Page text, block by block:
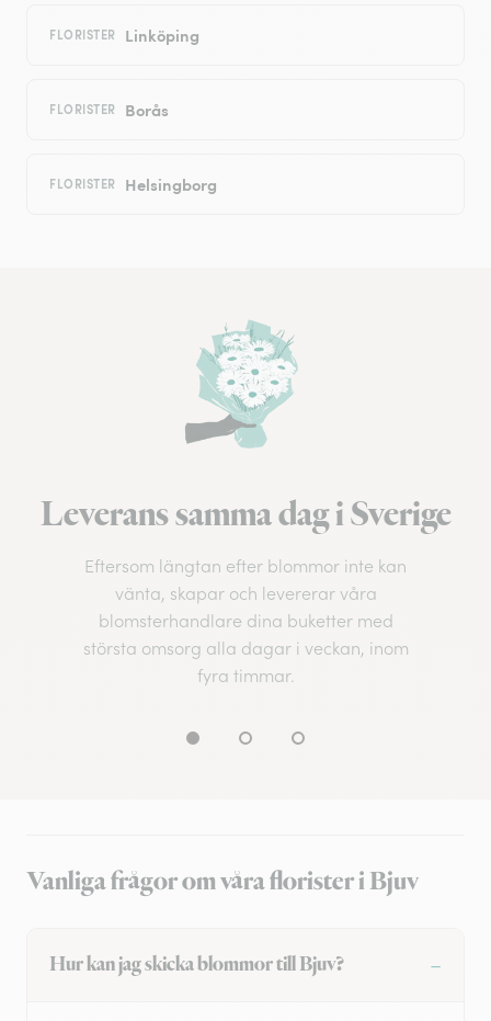
FLORISTER Linköping
FLORISTER Borås
FLORISTER Helsingborg
Leverans samma dag i Sverige
Eftersom längtan efter blommor inte kan
vänta, skapar och levererar våra
blomsterhandlare dina buketter med
största omsorg alla dagar i veckan, inom
fyra timmar.
Vanliga frågor om våra florister i Bjuv
Hur kan jag skicka blommor till Bjuv?